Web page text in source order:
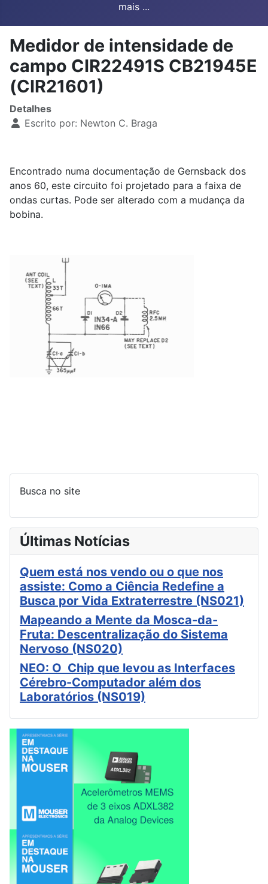
mais ...
Medidor de intensidade de
campo CIR22491S CB21945E
(CIR21601)
Detalhes
Escrito por: Newton C. Braga
Encontrado numa documentação de Gernsback dos
anos 60, este circuito foi projetado para a faixa de
ondas curtas. Pode ser alterado com a mudança da
bobina.
Busca no site
Últimas Notícias
Quem está nos vendo ou o que nos
assiste: Como a Ciência Redefine a
Busca por Vida Extraterrestre (NS021)
Mapeando a Mente da Mosca-da-
Fruta: Descentralização do Sistema
Nervoso (NS020)
NEO: O Chip que levou as Interfaces
Cérebro-Computador além dos
Laboratórios (NS019)